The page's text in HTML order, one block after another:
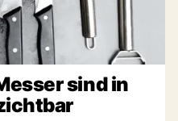
sind in